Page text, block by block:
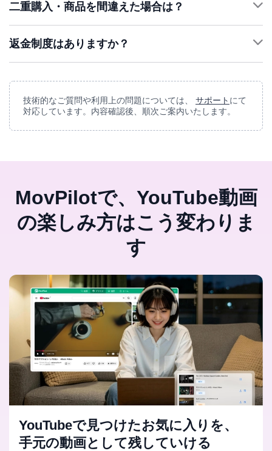
サポ
ート
二重購入・商品を間違えた場合は？
返金制度はありますか？
技術的なご質問や利用上の問題については、 サポート にて
対応しています。内容確認後、順次ご案内いたします。
MovPilotで、YouTube動画
の楽しみ方はこう変わりま
す
YouTubeで見つけたお気に入りを、
手元の動画として残していける